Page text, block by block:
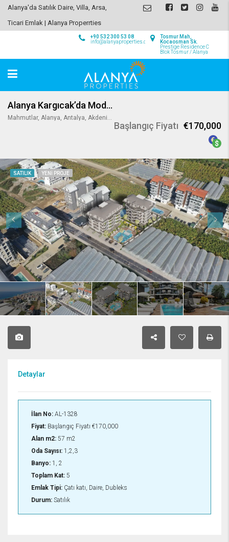
Alanya'da Satılık Daire, Villa, Arsa,
Ticari Emlak | Alanya Properrties
Tosmur Mah,
Kocaosman Sk.
Prestige Residence C
Blok Tosmur / Alanya
+90 532 300 53 08
info@alanyaproperties.com
Alanya Kargıcak’da Modern Sahil Konutları
Mahmutlar, Alanya, Antalya, Akdeniz Bölgesi, 07450, Türkiye
Başlangıç Fiyatı €170,000
SATILIK YENI PROJE
Detaylar
İlan No: AL-1328
Fiyat: Başlangıç Fiyatı €170,000
Alan m2: 57 m2
Oda Sayısı: 1,2,3
Banyo: 1, 2
Toplam Kat: 5
Emlak Tipi: Çatı katı, Daire, Dubleks
Durum: Satılık